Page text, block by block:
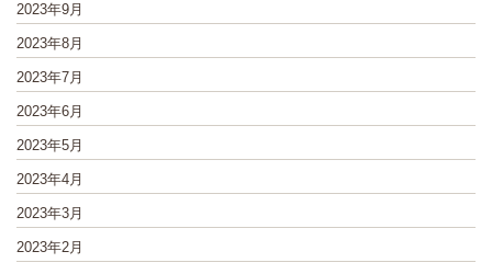
2023年9月
2023年8月
2023年7月
2023年6月
2023年5月
2023年4月
2023年3月
2023年2月